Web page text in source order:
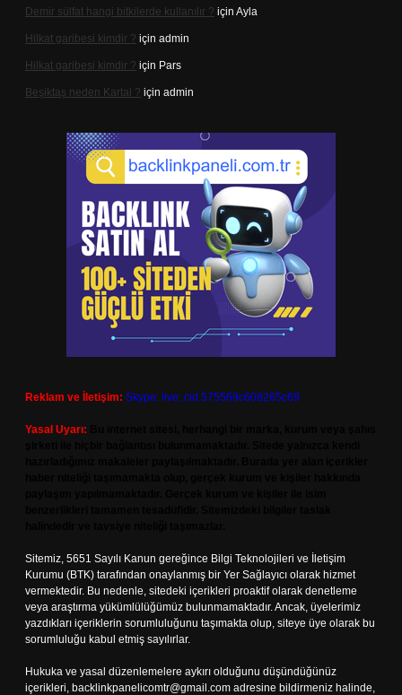
Demir sülfat hangi bitkilerde kullanılır ? için Ayla
Hilkat garibesi kimdir ? için admin
Hilkat garibesi kimdir ? için Pars
Beşiktaş neden Kartal ? için admin
Reklam ve İletişim: Skype: live:.cid.575569c608265c69
Yasal Uyarı:
Sitemiz, 5651 Sayılı Kanun gereğince Bilgi Teknolojileri ve İletişim
Kurumu (BTK) tarafından onaylanmış bir Yer Sağlayıcı olarak hizmet
vermektedir. Bu nedenle, sitedeki içerikleri proaktif olarak denetleme
veya araştırma yükümlülüğümüz bulunmamaktadır. Ancak, üyelerimiz
yazdıkları içeriklerin sorumluluğunu taşımakta olup, siteye üye olarak bu
sorumluluğu kabul etmiş sayılırlar.
Hukuka ve yasal düzenlemelere aykırı olduğunu düşündüğünüz
içerikleri, backlinkpanelicomtr@gmail.com adresine bildirmeniz halinde,